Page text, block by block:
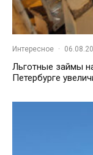
Интересное ·
Льготные займы
Петербурге